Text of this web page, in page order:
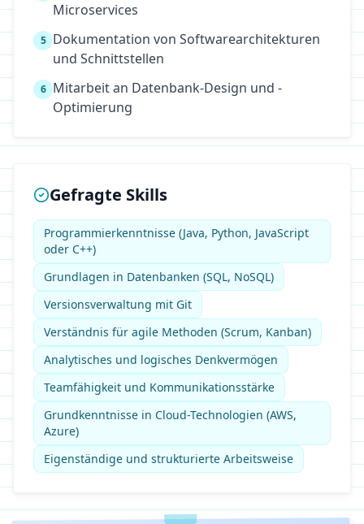
Microservices
5 Dokumentation von Softwarearchitekturen
und Schnittstellen
6 Mitarbeit an Datenbank-Design und -
Optimierung
Gefragte Skills
Programmierkenntnisse (Java, Python, JavaScript
oder C++)
Grundlagen in Datenbanken (SQL, NoSQL)
Versionsverwaltung mit Git
Verständnis für agile Methoden (Scrum, Kanban)
Analytisches und logisches Denkvermögen
Teamfähigkeit und Kommunikationsstärke
Grundkenntnisse in Cloud-Technologien (AWS,
Azure)
Eigenständige und strukturierte Arbeitsweise